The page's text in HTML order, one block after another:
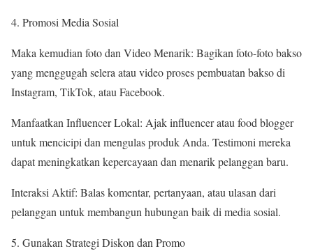
Promosi Media Sosial
Maka kemudian foto dan Video Menarik: Bagikan foto-foto bakso
yang menggugah selera atau video proses pembuatan bakso di
Instagram, TikTok, atau Facebook.
Manfaatkan Influencer Lokal: Ajak influencer atau food blogger
untuk mencicipi dan mengulas produk Anda. Testimoni mereka
dapat meningkatkan kepercayaan dan menarik pelanggan baru.
Interaksi Aktif: Balas komentar, pertanyaan, atau ulasan dari
pelanggan untuk membangun hubungan baik di media sosial.
Gunakan Strategi Diskon dan Promo